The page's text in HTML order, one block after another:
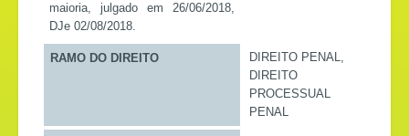
maioria, julgado em 26/06/2018,
DJe 02/08/2018.
RAMO DO DIREITO
DIREITO PENAL,
DIREITO
PROCESSUAL
PENAL